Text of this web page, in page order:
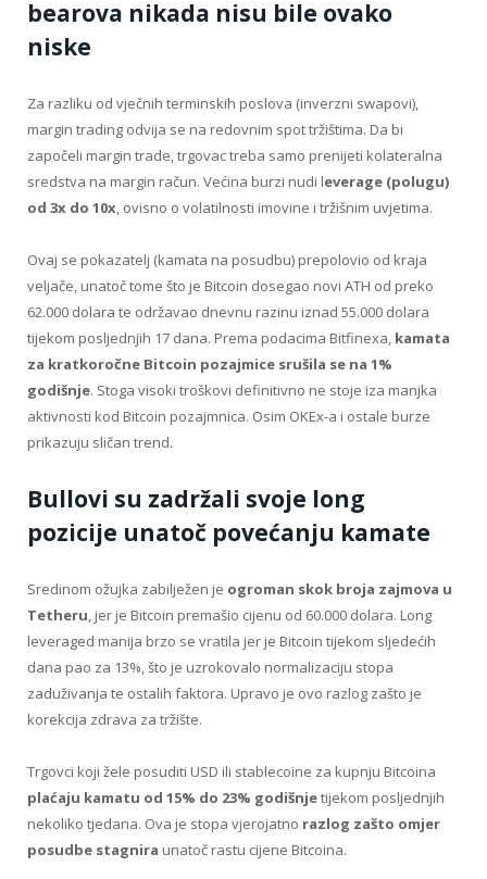
bearova nikada nisu bile ovako
niske
Za razliku od vječnih terminskih poslova (inverzni swapovi),
margin trading odvija se na redovnim spot tržištima. Da bi
započeli margin trade, trgovac treba samo prenijeti kolateralna
sredstva na margin račun. Većina burzi nudi leverage (polugu)
od 3x do 10x, ovisno o volatilnosti imovine i tržišnim uvjetima.
Ovaj se pokazatelj (kamata na posudbu) prepolovio od kraja
veljače, unatoč tome što je Bitcoin dosegao novi ATH od preko
62.000 dolara te održavao dnevnu razinu iznad 55.000 dolara
tijekom posljednjih 17 dana. Prema podacima Bitfinexa, kamata
za kratkoročne Bitcoin pozajmice srušila se na 1%
godišnje. Stoga visoki troškovi definitivno ne stoje iza manjka
aktivnosti kod Bitcoin pozajmnica. Osim OKEx-a i ostale burze
prikazuju sličan trend.
Bullovi su zadržali svoje long
pozicije unatoč povećanju kamate
Sredinom ožujka zabilježen je ogroman skok broja zajmova u
Tetheru , jer je Bitcoin premašio cijenu od 60.000 dolara. Long
leveraged manija brzo se vratila jer je Bitcoin tijekom sljedećih
dana pao za 13%, što je uzrokovalo normalizaciju stopa
zaduživanja te ostalih faktora. Upravo je ovo razlog zašto je
korekcija zdrava za tržište.
Trgovci koji žele posuditi USD ili stablecoine za kupnju Bitcoina
plaćaju kamatu od 15% do 23% godišnjetijekom posljednjih
nekoliko tjedana. Ova je stopa vjerojatno razlog zašto omjer
posudbe stagnira unatoč rastu cijene Bitcoina.